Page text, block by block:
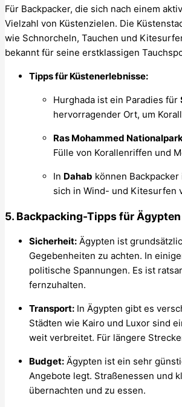
Für Backpacker, die sich nach einem
Vielzahl von Küstenzielen. Die
wie Schnorcheln, Tauchen und
bekannt für seine erstklassigen
Tipps für Küstenerlebnisse:
Hurghada ist ein Paradies für
hervorragender Ort, um
Ras Mohammed
Fülle von Korallenriffen und
In Dahab können
sich in Wind- und Kitesurfen
5. Backpacking-Tipps für Ägypten
Sicherheit: Ägypten ist
Gegebenheiten zu achten. In
politische Spannungen. Es ist
fernzuhalten.
Transport: In Ägypten gibt es
Städten wie Kairo und Luxor sind
weit verbreitet. Für längere
Budget: Ägypten ist ein sehr
Angebote legt. Straßenessen und
übernachten und zu essen.